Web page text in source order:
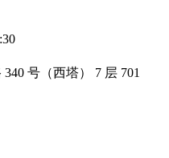
号（西塔） 7 层 701